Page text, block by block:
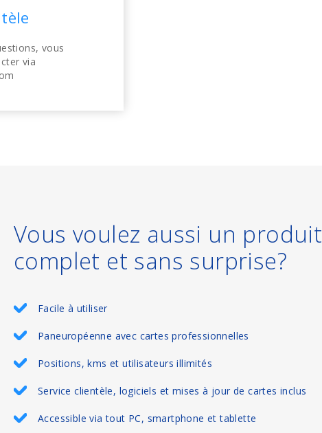
vous
via
Vous voulez aussi un produit
complet et sans surprise?
Facile à utiliser
Paneuropéenne avec cartes professionnelles
Positions, kms et utilisateurs illimités
Service clientèle, logiciels et mises à jour de cartes inclus
Accessible via tout PC, smartphone et tablette